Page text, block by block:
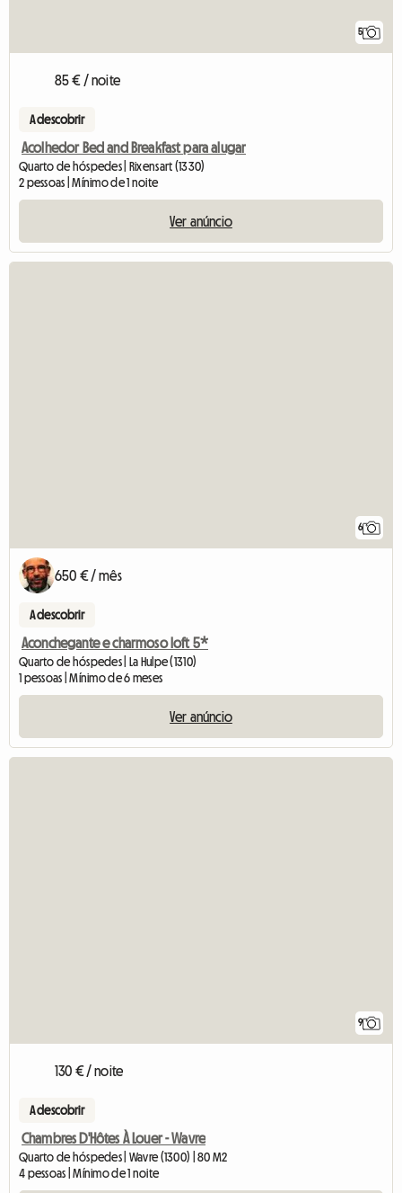
5
85 € / noite
A descobrir
Acolhedor Bed and Breakfast para alugar
Quarto de hóspedes | Rixensart (1330)
2 pessoas | Mínimo de 1 noite
Ver anúncio
6
650 € / mês
A descobrir
Aconchegante e charmoso loft 5*
Quarto de hóspedes | La Hulpe (1310)
1 pessoas | Mínimo de 6 meses
Ver anúncio
9
130 € / noite
A descobrir
Chambres D'Hôtes À Louer - Wavre
Quarto de hóspedes | Wavre (1300) | 80 M2
4 pessoas | Mínimo de 1 noite